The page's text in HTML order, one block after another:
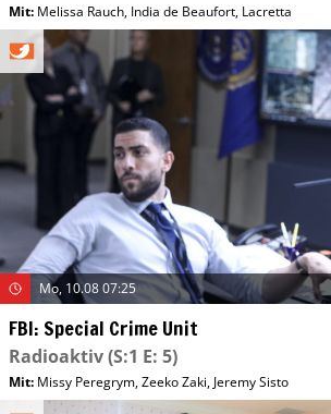
Mit: Melissa Rauch, India de Beaufort, Lacretta
Mo, 10.08 07:25
FBI: Special Crime Unit
Radioaktiv(S:1 E: 5)
Mit: Missy Peregrym,Zeeko Zaki, Jeremy Sisto